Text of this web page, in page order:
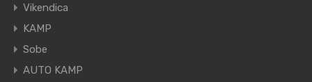
Vikendica
KAMP
Sobe
AUTO KAMP